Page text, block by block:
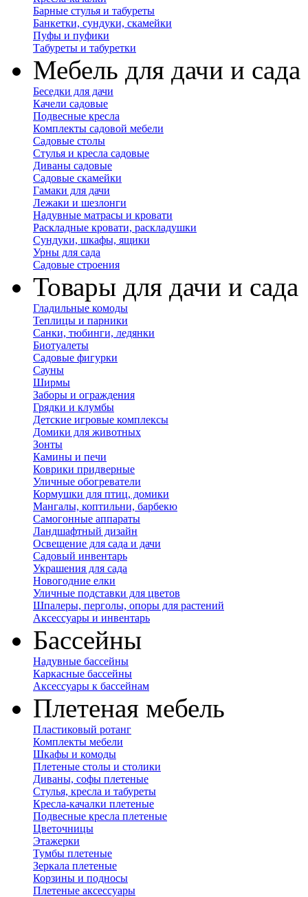
Барные стулья и табуреты
Банкетки, сундуки, скамейки
Пуфы и пуфики
Табуреты и табуретки
Мебель для дачи и сада
Беседки для дачи
Качели садовые
Подвесные кресла
Комплекты садовой мебели
Садовые столы
Стулья и кресла садовые
Диваны садовые
Садовые скамейки
Гамаки для дачи
Лежаки и шезлонги
Надувные матрасы и кровати
Раскладные кровати, раскладушки
Сундуки, шкафы, ящики
Урны для сада
Садовые строения
Товары для дачи и сада
Гладильные комоды
Теплицы и парники
Санки, тюбинги, ледянки
Биотуалеты
Садовые фигурки
Сауны
Ширмы
Заборы и ограждения
Грядки и клумбы
Детские игровые комплексы
Домики для животных
Зонты
Камины и печи
Коврики придверные
Уличные обогреватели
Кормушки для птиц, домики
Мангалы, коптильни, барбекю
Самогонные аппараты
Ландшафтный дизайн
Освещение для сада и дачи
Садовый инвентарь
Украшения для сада
Новогодние елки
Уличные подставки для цветов
Шпалеры, перголы, опоры для растений
Аксессуары и инвентарь
Бассейны
Надувные бассейны
Каркасные бассейны
Аксессуары к бассейнам
Плетеная мебель
Пластиковый ротанг
Комплекты мебели
Шкафы и комоды
Плетеные столы и столики
Диваны, софы плетеные
Стулья, кресла и табуреты
Кресла-качалки плетеные
Подвесные кресла плетеные
Цветочницы
Этажерки
Тумбы плетеные
Зеркала плетеные
Корзины и подносы
Плетеные аксессуары